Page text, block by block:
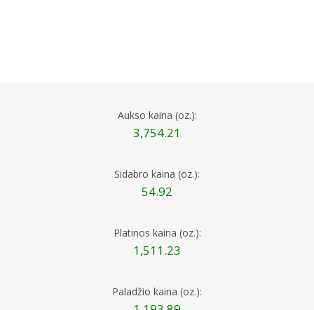
Aukso kaina (oz.):
3,754.21
Sidabro kaina (oz.):
54.92
Platinos kaina (oz.):
1,511.23
Paladžio kaina (oz.):